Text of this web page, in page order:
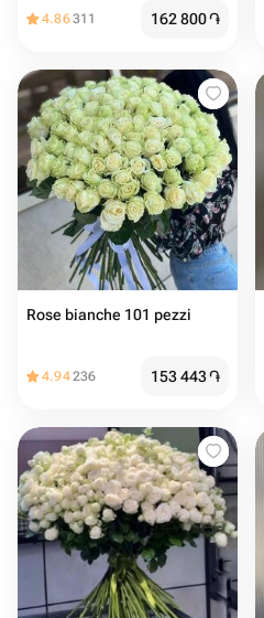
4.86311 162 800֏
Rose bianche 101 pezzi
4.94236 153 443֏